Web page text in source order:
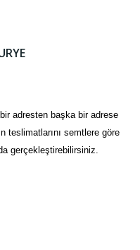
adresten başka bir adrese
teslimatlarını semtlere göre
gerçekleştirebilirsiniz.